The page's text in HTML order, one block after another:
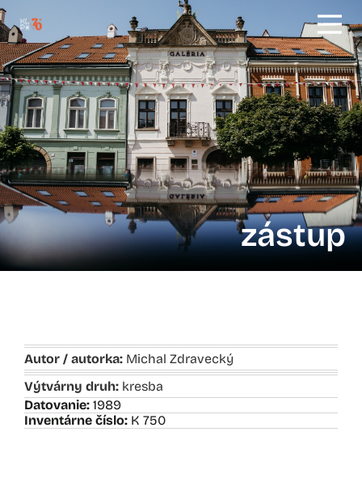
zástup
Autor / autorka: Michal Zdravecký
Výtvárny druh: kresba
Datovanie: 1989
Inventárne číslo: K 750